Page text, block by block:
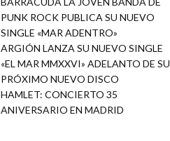
PUNK ROCK PUBLICA SU NUEVO
SINGLE «MAR ADENTRO»
ARGIÓN LANZA SU NUEVO SINGLE
«EL MAR MMXXVI» ADELANTO DE SU
PRÓXIMO NUEVO DISCO
HAMLET: CONCIERTO 35
ANIVERSARIO EN MADRID